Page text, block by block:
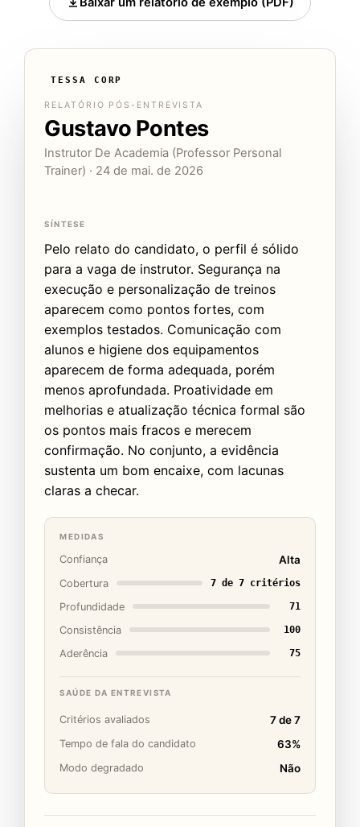
TESSA CORP
RELATÓRIO PÓS-ENTREVISTA
Gustavo Pontes
Instrutor De Academia (Professor Personal
Trainer) · 24 de mai. de 2026
SÍNTESE
Pelo relato do candidato, o perfil é sólido
para a vaga de instrutor. Segurança na
execução e personalização de treinos
aparecem como pontos fortes, com
exemplos testados. Comunicação com
alunos e higiene dos equipamentos
aparecem de forma adequada, porém
menos aprofundada. Proatividade em
melhorias e atualização técnica formal são
os pontos mais fracos e merecem
confirmação. No conjunto, a evidência
sustenta um bom encaixe, com lacunas
claras a checar.
MEDIDAS
Confiança Alta
Cobertura
7 de 7 critérios
Profundidade
71
Consistência
100
Aderência
75
SAÚDE DA ENTREVISTA
Critérios avaliados 7 de 7
Tempo de fala do candidato 63%
Modo degradado Não